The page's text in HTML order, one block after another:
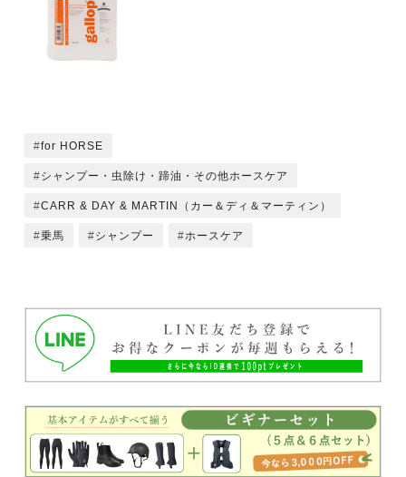
for HORSE
シャンプー・虫除け・蹄油・その他ホースケア
CARR & DAY & MARTIN（カー＆ディ＆マーティン）
乗馬 シャンプー ホースケア